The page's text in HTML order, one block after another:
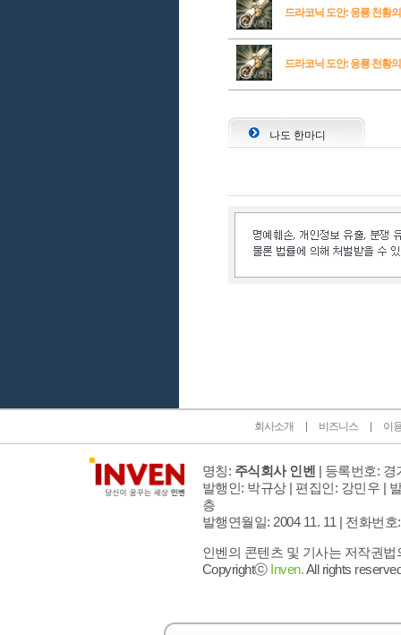
드라코닉 도안: 응룡 천황
드라코닉 도안: 응룡 천황
나도 한마디
회사소개 비즈니스 이
명칭: 주식회사 인벤 | 등록번호: 경
발행인: 박규상 | 편집인: 강민우 |
층
발행연월일: 2004 11. 11 | 전화번호
인벤의 콘텐츠 및 기사는 저작권
Copyrightⓒ Inven.All rights